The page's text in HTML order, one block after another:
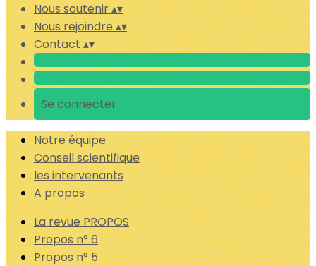
Nous soutenir▴▾
Nous rejoindre▴▾
Contact▴▾
Se connecter
Notre équipe
Conseil scientifique
les intervenants
A propos
La revue PROPOS
Propos n° 6
Propos n° 5